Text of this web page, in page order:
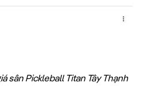
sân Pickleball Titan Tây Thạnh